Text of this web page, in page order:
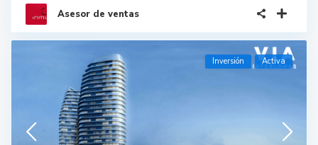
Asesor de ventas
Inversión Activa